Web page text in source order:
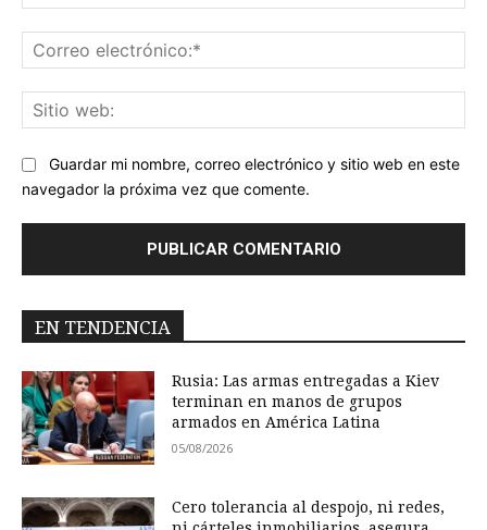
Guardar mi nombre, correo electrónico y sitio web en este
navegador la próxima vez que comente.
EN TENDENCIA
Rusia: Las armas entregadas a Kiev
terminan en manos de grupos
armados en América Latina
05/08/2026
Cero tolerancia al despojo, ni redes,